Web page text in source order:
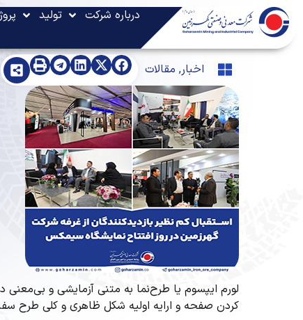
درباره شرکت تولید گهر زمین >مقالات استقبال کم نظیر
استقبال کم نظیر بازدیدکنندگان از غرفه
اخبار, مقالات
لورم ایپسوم یا طرح‌نما به متنی آزمایشی و
کردن صفحه و ارایه اولیه شکل ظاهری و کلی طرح